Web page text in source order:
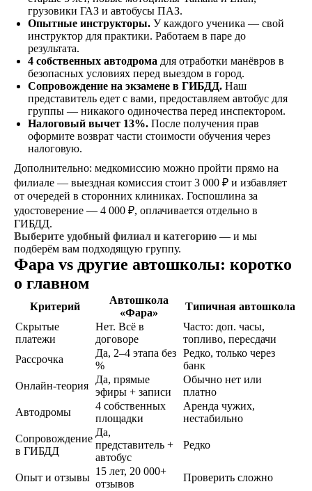
грузовики ГАЗ и автобусы ПАЗ.
Опытные инструкторы. У каждого ученика — свой
инструктор для практики. Работаем в паре до
результата.
4 собственных автодрома для отработки манёвров в
безопасных условиях перед выездом в город.
Сопровождение на экзамене в ГИБДД. Наш
представитель едет с вами, предоставляем автобус для
группы — никакого одиночества перед инспектором.
Налоговый вычет 13%. После получения прав
оформите возврат части стоимости обучения через
налоговую.
Дополнительно: медкомиссию можно пройти прямо на
филиале — выездная комиссия стоит 3 000 ₽ и избавляет
от очередей в сторонних клиниках. Госпошлина за
удостоверение — 4 000 ₽, оплачивается отдельно в
ГИБДД.
Выберите удобный филиал и категорию — и мы
подберём вам подходящую группу.
Фара vs другие автошколы: коротко
о главном
Критерий
Автошкола
«Фара»
Типичная автошкола
Скрытые
платежи
Нет. Всё в
договоре
Часто: доп. часы,
топливо, пересдачи
Рассрочка
Да, 2–4 этапа без
%
Редко, только через
банк
Онлайн-теория
Да, прямые
эфиры + записи
Обычно нет или
платно
Автодромы
4 собственных
площадки
Аренда чужих,
нестабильно
Сопровождение
в ГИБДД
Да,
представитель +
автобус
Редко
Опыт и отзывы
15 лет, 20 000+
отзывов
Проверить сложно
Оставляете заявку на
сайте, по телефону, в
наших социальных
сетях
Знакомство
Заключаете договор и
оплачиваете первый
этап от стоимости
обучения в рассрочку
Договор
Проходите
теоретический и
практический курс,
продолжительностью
от 1,5 месяцев, в
зависимости от
категории
транспортного
средства
Обучение
Как проходит
обучение